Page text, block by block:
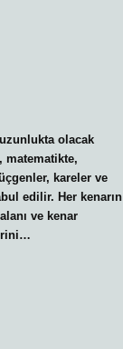
olacak
matematikte,
kareler ve
edilir. Her kenarın
ve kenar